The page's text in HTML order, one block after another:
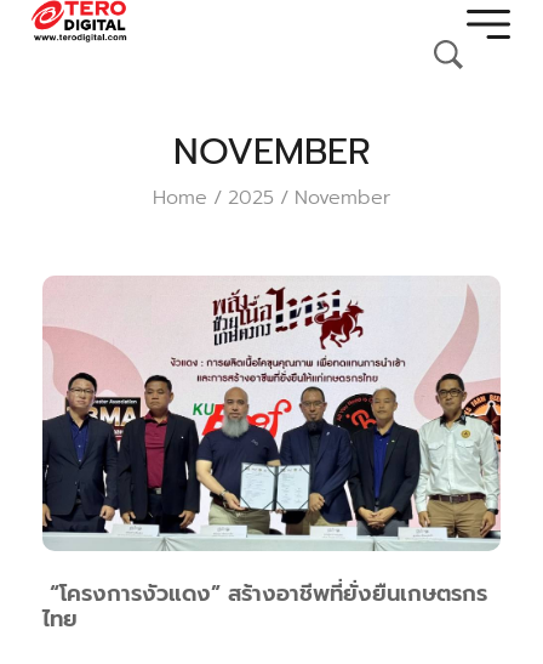
NOVEMBER
Home / 2025 / November
“โครงการงัวแดง” สร้างอาชีพที่ยั่งยืนเกษตรกร
ไทย